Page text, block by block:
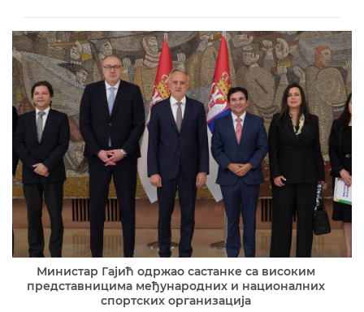
Министар Гајић одржао састанке са високим
представницима међународних и националних
спортских организација